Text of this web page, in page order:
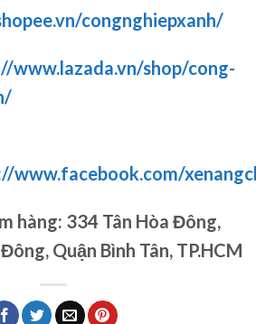
congnghiepxanh/
www.lazada.vn/shop/cong-
www.facebook.com/
hàng: 334 Tân Hòa Đông,
Quận Bình Tân, TP.HCM